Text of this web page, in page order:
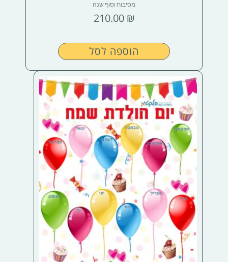
מסיבות וסוף שנה
210.00 ₪
הוספה לסל